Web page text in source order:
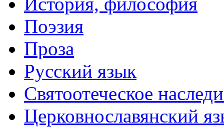
Поэзия
Проза
Русский язык
Святоотеческое
Церковнославянский